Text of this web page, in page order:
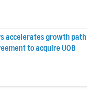
accelerates growth path
to acquire UOB